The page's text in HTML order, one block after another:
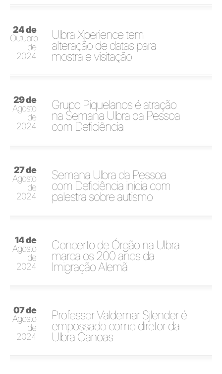
24 de
Outubro
de
2024
Ulbra Xperience tem
alteração de datas para
mostra e visitação
29 de
Agosto
de
2024
Grupo Piquelanos é atração
na Semana Ulbra da Pessoa
com Deficiência
27 de
Agosto
de
2024
Semana Ulbra da Pessoa
com Deficiência inicia com
palestra sobre autismo
14 de
Agosto
de
2024
Concerto de Órgão na Ulbra
marca os 200 anos da
Imigração Alemã
07 de
Agosto
de
2024
Professor Valdemar Sjlender é
empossado como diretor da
Ulbra Canoas